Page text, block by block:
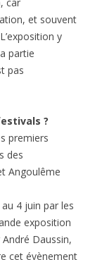
et souvent
y
partie
pas
?
premiers
des
Angoulême
4 juin par les
exposition
Daussin,
cet évènement